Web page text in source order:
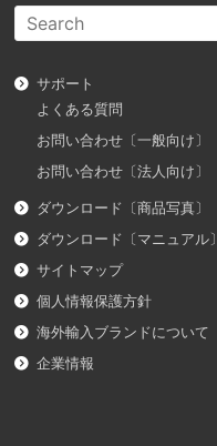
サポート
よくある質問
お問い合わせ〔一般向け〕
お問い合わせ〔法人向け〕
ダウンロード〔商品写真〕
ダウンロード〔マニュアル〕
サイトマップ
個人情報保護方針
海外輸入ブランドについて
企業情報